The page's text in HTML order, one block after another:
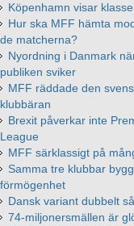
Köpenhamn visar
Hur ska MFF hämta
de matcherna?
Nyordning i Danmark
publiken sviker
MFF räddade den
klubbäran
Brexit påverkar inte
League
MFF särklassigt på
Samma tre klubbar
förmögenhet
Dansk variant dubbelt
74-miljonersmällen är